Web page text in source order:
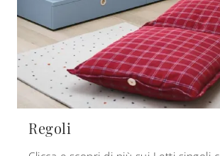
Regoli